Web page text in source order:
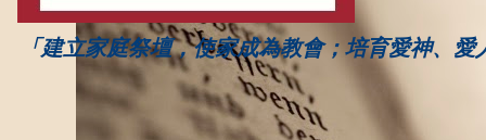
「建立家庭祭壇，使家成為教會；培育愛神、